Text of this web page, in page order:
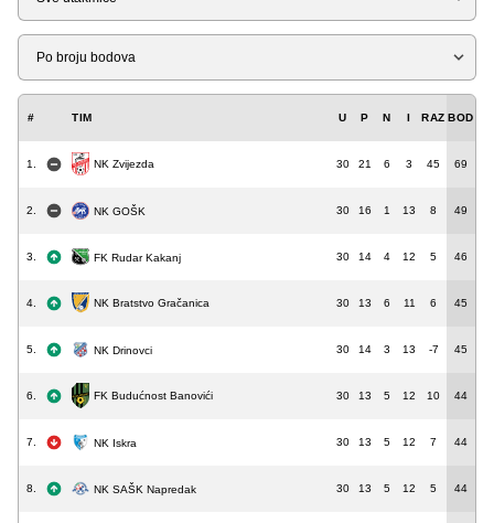
Liga
# TIM U P N I RAZ BOD
1. NK Zvijezda 30 21 6 3 45 69
2. NK GOŠK 30 16 1 13 8 49
3. FK Rudar Kakanj 30 14 4 12 5 46
4. NK Bratstvo Gračanica 30 13 6 11 6 45
5. NK Drinovci 30 14 3 13 -7 45
6. FK Budućnost Banovići 30 13 5 12 10 44
7. NK Iskra 30 13 5 12 7 44
8. NK SAŠK Napredak 30 13 5 12 5 44